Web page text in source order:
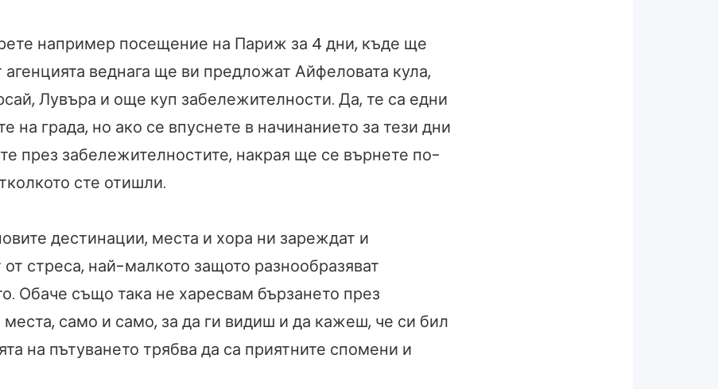
например посещение на Париж за 4 дни, къде ще
агенцията веднага ще ви предложат Айфеловата кула,
Лувъра и още куп забележителности. Да, те са едни
на града, но ако се впуснете в начинанието за тези дни
през забележителностите, накрая ще се върнете по-
сте отишли.
дестинации, места и хора ни зареждат и
от стреса, най-малкото защото разнообразяват
Обаче също така не харесвам бързането през
само и само, за да ги видиш и да кажеш, че си бил
на пътуването трябва да са приятните спомени и